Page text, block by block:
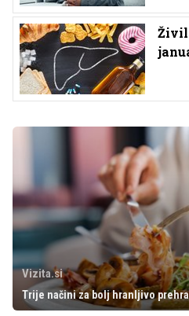
Vizita.si
Trije načini za bolj hranljivo